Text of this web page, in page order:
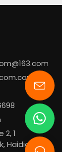
2, 1
Haidian